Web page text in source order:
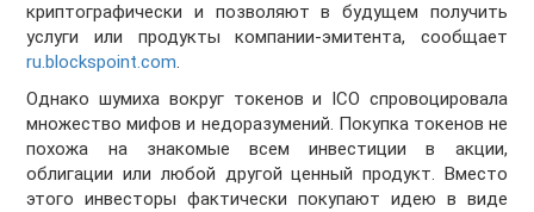
криптографически и позволяют в будущем получить
услуги или продукты компании-эмитента, сообщает
ru.blockspoint.com.
Однако шумиха вокруг токенов и ICO спровоцировала
множество мифов и недоразумений. Покупка токенов не
похожа на знакомые всем инвестиции в акции,
облигации или любой другой ценный продукт. Вместо
этого инвесторы фактически покупают идею в виде